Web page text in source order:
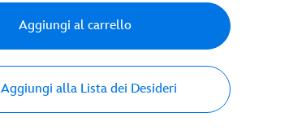
Aggiungi al carrello
Aggiungi alla Lista dei Desideri